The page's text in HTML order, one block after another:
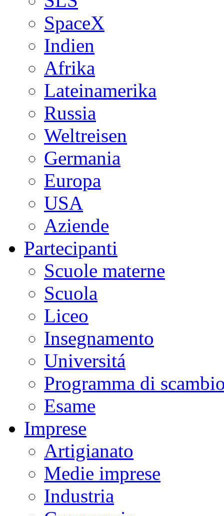
SpaceX
Indien
Afrika
Lateinamerika
Russia
Weltreisen
Germania
Europa
USA
Aziende
Partecipanti
Scuole materne
Scuola
Liceo
Insegnamento
Universitá
Programma di
Esame
Imprese
Artigianato
Medie imprese
Industria